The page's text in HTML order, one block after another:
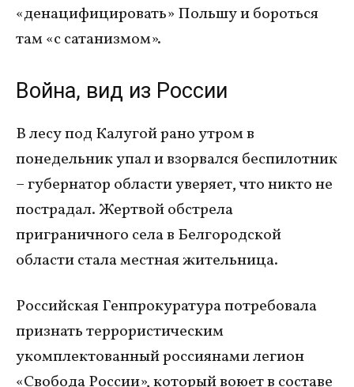
«денацифицировать» Польшу и бороться
там «с сатанизмом».
Война, вид из России
В лесу под Калугой рано утром в
понедельник упал и взорвался беспилотник
– губернатор области уверяет, что никто не
пострадал. Жертвой обстрела
приграничного села в Белгородской
области стала местная жительница.
Российская Генпрокуратура потребовала
признать террористическим
укомплектованный россиянами легион
«Свобода России», который воюет в составе